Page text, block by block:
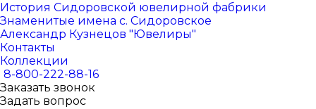
История Сидоровской ювелирной фабрики
Знаменитые имена с. Сидоровское
Александр Кузнецов "Ювелиры"
Контакты
Коллекции
8-800-222-88-16
Заказать звонок
Задать вопрос